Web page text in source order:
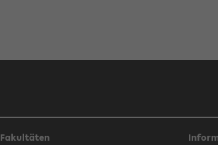
Fakultäten